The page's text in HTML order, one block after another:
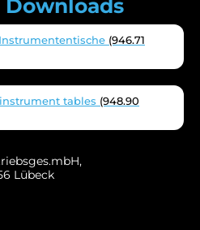
(946.71
tables (948.90
Lübeck